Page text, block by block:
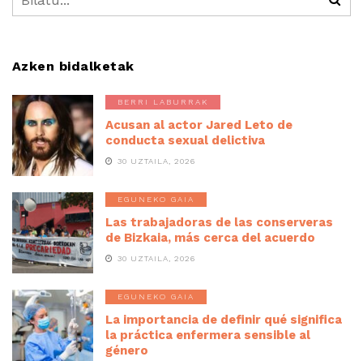
Azken bidalketak
BERRI LABURRAK
Acusan al actor Jared Leto de
conducta sexual delictiva
30 UZTAILA, 2026
EGUNEKO GAIA
Las trabajadoras de las conserveras
de Bizkaia, más cerca del acuerdo
30 UZTAILA, 2026
EGUNEKO GAIA
La importancia de definir qué significa
la práctica enfermera sensible al
género